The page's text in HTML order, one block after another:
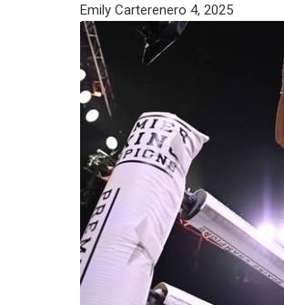
Emily Carterenero 4, 2025